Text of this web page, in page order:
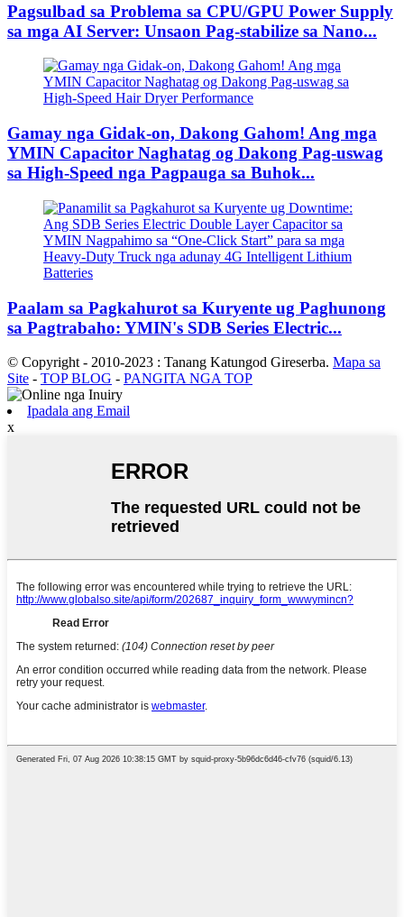
Pagsulbad sa Problema sa CPU/GPU Power Supply
sa mga AI Server: Unsaon Pag-stabilize sa Nano...
Gamay nga Gidak-on, Dakong Gahom! Ang mga
YMIN Capacitor Naghatag og Dakong Pag-uswag
sa High-Speed ​​​​nga Pagpauga sa Buhok...
Paalam sa Pagkahurot sa Kuryente ug Paghunong
sa Pagtrabaho: YMIN's SDB Series Electric...
© Copyright - 2010-2023 : Tanang Katungod Gireserba. Mapa sa
Site - TOP BLOG - PANGITA NGA TOP
Ipadala ang Email
x